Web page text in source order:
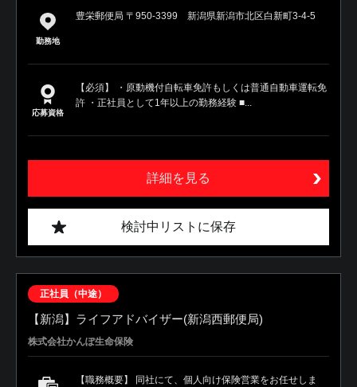
勤務地
豊栄郵便局 〒950-3399 新潟県新潟市北区白新町3-4-5
応募資格
【必須】 ・原動機付自転車免許もしくは普通自動車運転免
許 ・正社員として1年以上の勤務経験 ■...
詳細を見る
検討中リストに保存
正社員（中途）
【新潟】ライフアドバイザー(新潟西郵便局)
株式会社かんぽ生命保険
【職務概要】 同社にて、個人向け保険営業をお任せしま